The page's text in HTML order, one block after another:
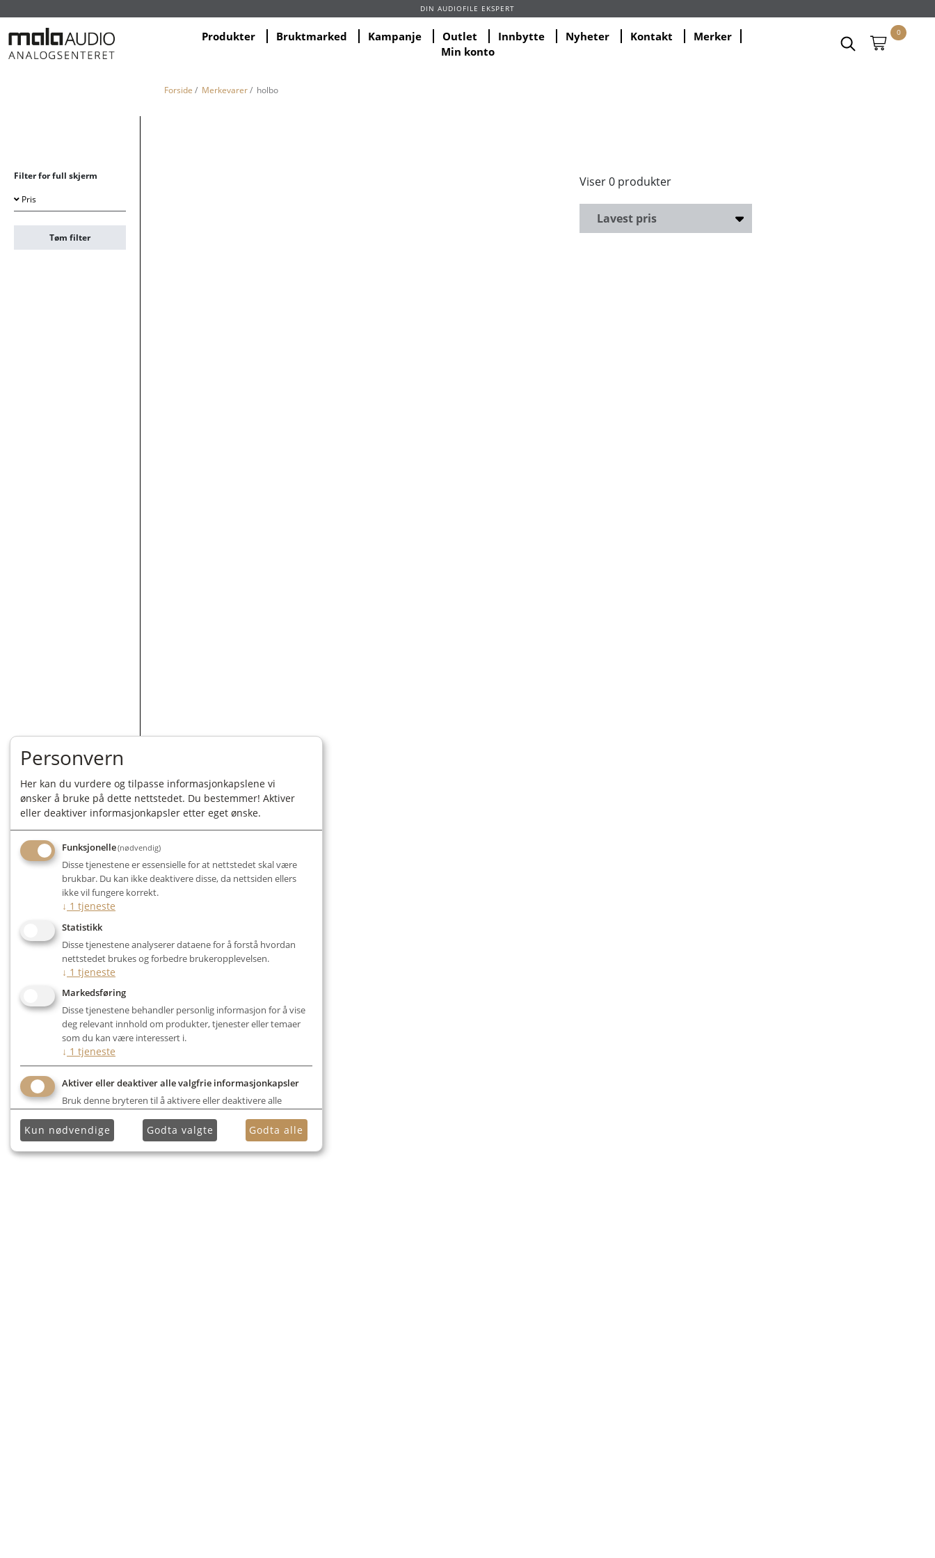
DIN AUDIOFILE EKSPERT
Produkter Bruktmarked Kampanje Outlet Innbytte Nyheter Kontakt
Merker
Min konto
0
Forside / Merkevarer/ holbo
Filter for full skjerm
Pris
Tøm filter
Viser 0 produkter
Personvern
Her kan du vurdere og tilpasse informasjonkapslene vi
ønsker å bruke på dette nettstedet. Du bestemmer! Aktiver
eller deaktiver informasjonkapsler etter eget ønske.
Funksjonelle(nødvendig)
Disse tjenestene er essensielle for at nettstedet skal være
brukbar. Du kan ikke deaktivere disse, da nettsiden ellers
ikke vil fungere korrekt.
↓ 1 tjeneste
Statistikk
Disse tjenestene analyserer dataene for å forstå hvordan
nettstedet brukes og forbedre brukeropplevelsen.
↓ 1 tjeneste
Markedsføring
Disse tjenestene behandler personlig informasjon for å vise
deg relevant innhold om produkter, tjenester eller temaer
som du kan være interessert i.
↓ 1 tjeneste
Aktiver eller deaktiver alle valgfrie informasjonkapsler
Bruk denne bryteren til å aktivere eller deaktivere alle
Kun nødvendige Godta valgte Godta alle